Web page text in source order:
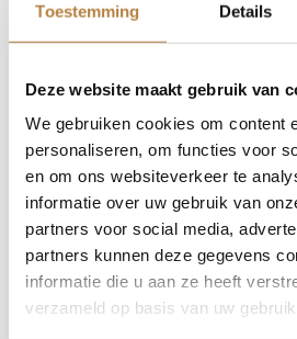
Toestemming Details
Deze website maakt gebruik van
We gebruiken cookies om content
personaliseren, om functies voor
en om ons websiteverkeer te
informatie over uw gebruik van
partners voor social media,
partners kunnen deze gegevens
informatie die u aan ze heeft
verzameld op basis van uw
Auto Keijzers
Sleutelbloemstraat 1
7322 AJ Apeldoorn
Route beschrijving
Openingstijden
Ma-vr
08:00-
Zaterdag
09:00-
Koopzondagen*
12:00-17:00